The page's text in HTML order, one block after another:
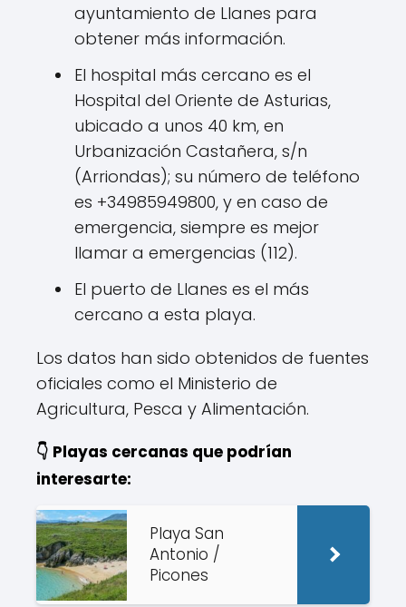
ayuntamiento de Llanes para
obtener más información.
El hospital más cercano es el
Hospital del Oriente de Asturias,
ubicado a unos 40 km, en
Urbanización Castañera, s/n
(Arriondas); su número de teléfono
es +34985949800, y en caso de
emergencia, siempre es mejor
llamar a emergencias (112).
El puerto de Llanes es el más
cercano a esta playa.
Los datos han sido obtenidos de fuentes
oficiales como el Ministerio de
Agricultura, Pesca y Alimentación.
👇 Playas cercanas que podrían
interesarte:
Playa San
Antonio /
Picones